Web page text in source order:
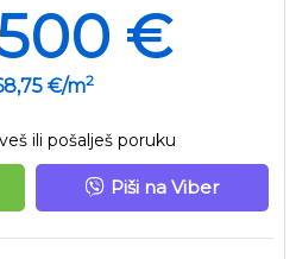
€
€/m2
ili pošalješ poruku
Piši na Viber